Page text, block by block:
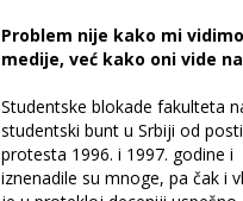
Problem nije kako mi vidimo
medije, već kako oni vide
Studentske blokade fakulteta
studentski bunt u Srbiji od
protesta 1996. i 1997. godine i
iznenadile su mnoge, pa čak i